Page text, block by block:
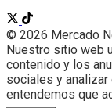
© 2026 Mercado
Nuestro sitio web
contenido y los
sociales y
entendemos que